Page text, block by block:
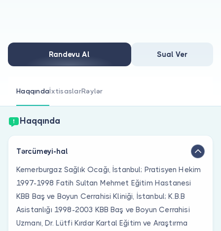
Həkimlər üçün
Həkim siniz?
Randevu Al Sual Ver
HaqqındaİxtisaslarRəylər
Haqqında
Tərcümeyi-hal
Kemerburgaz Sağlık Ocağı, İstanbul; Pratisyen Hekim
1997-1998 Fatih Sultan Mehmet Eğitim Hastanesi
KBB Baş ve Boyun Cerrahisi Kliniği, İstanbul; K.B.B
Asistanlığı 1998-2003 KBB Baş ve Boyun Cerrahisi
Uzmanı, Dr. Lütfi Kırdar Kartal Eğitim ve Araştırma